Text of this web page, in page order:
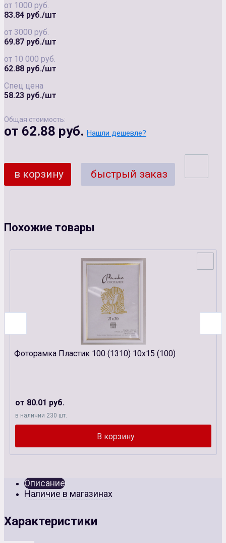
от 1000 руб.
83.84 руб./шт
от 3000 руб.
69.87 руб./шт
от 10 000 руб.
62.88 руб./шт
Спец цена
58.23 руб./шт
Общая стоимость:
от 62.88 руб. Нашли дешевле?
в корзину быстрый заказ
Похожие товары
Фоторамка Пластик 100 (1310) 10х15 (100)
от 80.01 руб.
в наличии 230 шт.
Описание
Наличие в магазинах
Характеристики